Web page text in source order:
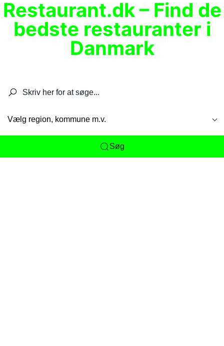
Restaurant.dk – Find de
bedste restauranter i
Danmark
Vælg region, kommune m.v.
Søg